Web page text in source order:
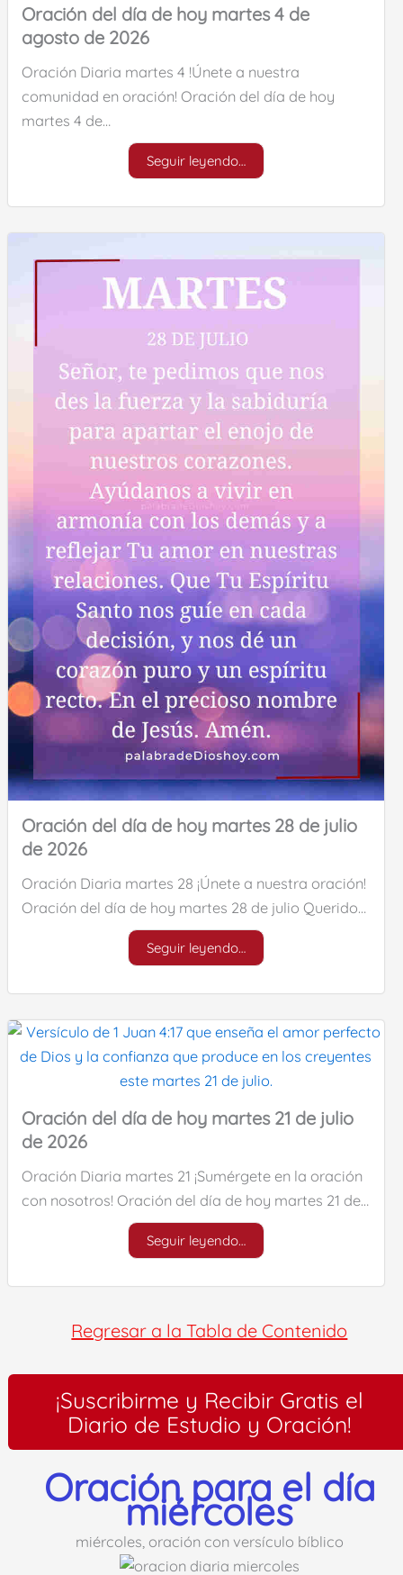
Oración del día de hoy martes 4 de
agosto de 2026
Oración Diaria martes 4 !Únete a nuestra
comunidad en oración! Oración del día de hoy
martes 4 de…
Seguir leyendo…
Oración del día de hoy martes 28 de julio
de 2026
Oración Diaria martes 28 ¡Únete a nuestra oración!
Oración del día de hoy martes 28 de julio Querido…
Seguir leyendo…
Oración del día de hoy martes 21 de julio
de 2026
Oración Diaria martes 21 ¡Sumérgete en la oración
con nosotros! Oración del día de hoy martes 21 de…
Seguir leyendo…
Regresar a la Tabla de Contenido
¡Suscribirme y Recibir Gratis el
Diario de Estudio y Oración!
Oración para el día
miércoles
miércoles, oración con versículo bíblico